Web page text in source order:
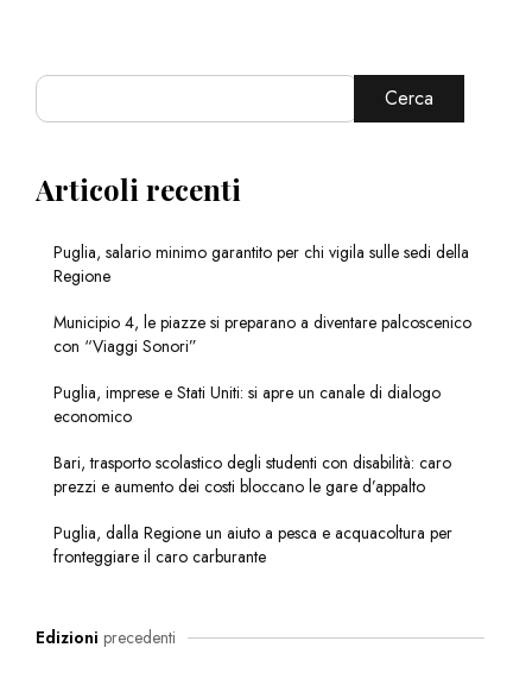
Cerca
Articoli recenti
Puglia, salario minimo garantito per chi vigila sulle sedi della
Regione
Municipio 4, le piazze si preparano a diventare palcoscenico
con “Viaggi Sonori”
Puglia, imprese e Stati Uniti: si apre un canale di dialogo
economico
Bari, trasporto scolastico degli studenti con disabilità: caro
prezzi e aumento dei costi bloccano le gare d’appalto
Puglia, dalla Regione un aiuto a pesca e acquacoltura per
fronteggiare il caro carburante
Edizioni precedenti